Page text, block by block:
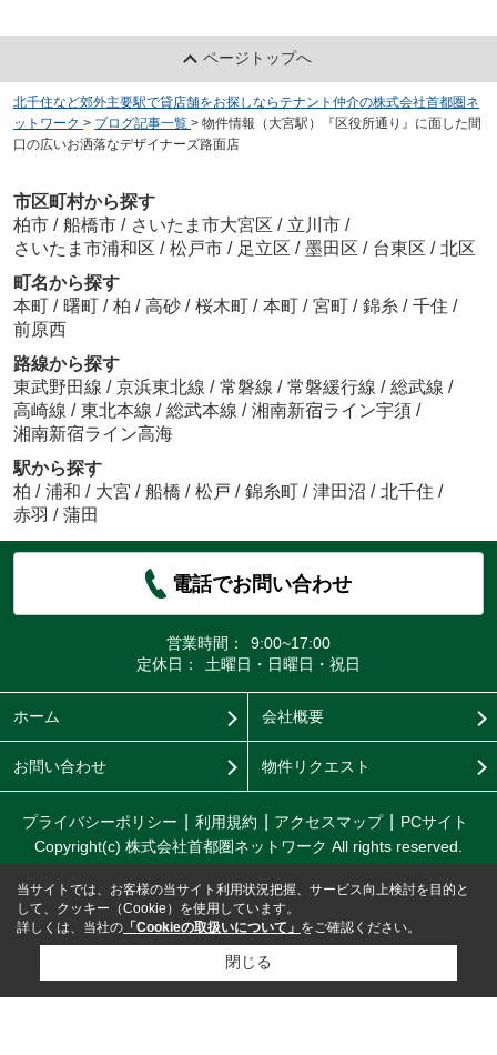
ページトップへ
北千住など郊外主要駅で貸店舗をお探しならテナント仲介の株式会社首都圏ネ
ットワーク > ブログ記事一覧 > 物件情報（大宮駅）『区役所通り』に面した間
口の広いお洒落なデザイナーズ路面店
市区町村から探す
柏市 / 船橋市 / さいたま市大宮区 / 立川市 /
さいたま市浦和区 / 松戸市 / 足立区 / 墨田区 / 台東区 / 北区
町名から探す
本町 / 曙町 / 柏 / 高砂 / 桜木町 / 本町 / 宮町 / 錦糸 / 千住 /
前原西
路線から探す
東武野田線 / 京浜東北線 / 常磐線 / 常磐緩行線 / 総武線 /
高崎線 / 東北本線 / 総武本線 / 湘南新宿ライン宇須 /
湘南新宿ライン高海
駅から探す
柏 / 浦和 / 大宮 / 船橋 / 松戸 / 錦糸町 / 津田沼 / 北千住 /
赤羽 / 蒲田
電話でお問い合わせ
営業時間：
9:00~17:00
定休日：
土曜日・日曜日・祝日
ホーム 会社概要
お問い合わせ 物件リクエスト
プライバシーポリシー 利用規約 アクセスマップ
PCサイト
Copyright(c) 株式会社首都圏ネットワーク All rights reserved.
当サイトでは、お客様の当サイト利用状況把握、サービス向上検討を目的と
して、クッキー（Cookie）を使用しています。
詳しくは、当社の 「Cookieの取扱いについて」 をご確認ください。
閉じる